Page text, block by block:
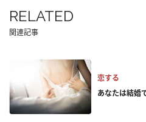
RELATED
関連記事
恋する
あなたは結婚